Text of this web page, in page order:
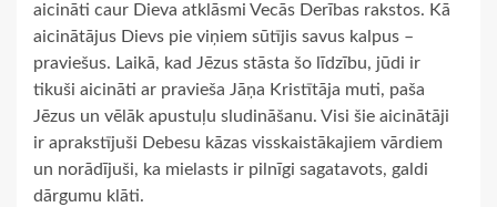
aicināti caur Dieva atklāsmi Vecās Derības rakstos. Kā
aicinātājus Dievs pie viņiem sūtījis savus kalpus –
praviešus. Laikā, kad Jēzus stāsta šo līdzību, jūdi ir
tikuši aicināti ar pravieša Jāņa Kristītāja muti, paša
Jēzus un vēlāk apustuļu sludināšanu. Visi šie aicinātāji
ir aprakstījuši Debesu kāzas visskaistākajiem vārdiem
un norādījuši, ka mielasts ir pilnīgi sagatavots, galdi
dārgumu klāti.